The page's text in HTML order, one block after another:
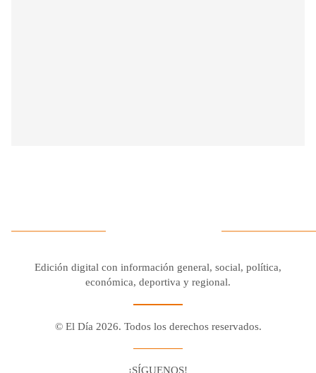
Edición digital con información general, social, política,
económica, deportiva y regional.
© El Día 2026. Todos los derechos reservados.
¡SÍGUENOS!